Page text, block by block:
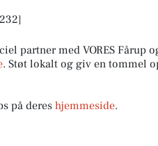
partner med VORES Fårup
. Støt lokalt og giv en tommel
på deres hjemmeside.